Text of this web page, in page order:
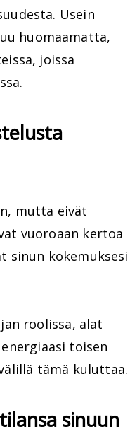
Usein
huomaamatta,
joissa
mutta eivät
vuoroaan kertoa
sinun kokemuksesi
roolissa, alat
toisen
tämä kuluttaa.
sinuun